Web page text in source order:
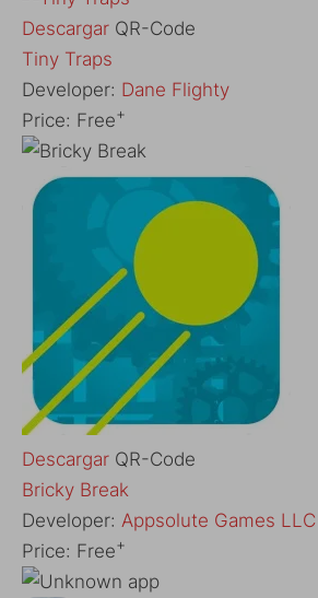
Descargar QR-Code
‎Tiny Traps
Developer: Dane Flighty
Price: Free+
Descargar QR-Code
Bricky Break
Developer: Appsolute Games LLC
Price: Free+